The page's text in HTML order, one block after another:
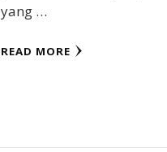
yang …
READ MORE